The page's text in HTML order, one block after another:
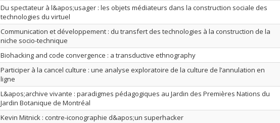
Du spectateur à l&apos;usager : les objets médiateurs dans la construction sociale des
technologies du virtuel
Communication et développement : du transfert des technologies à la construction de la
niche socio-technique
Biohacking and code convergence : a transductive ethnography
Participer à la cancel culture : une analyse exploratoire de la culture de l’annulation en
ligne
L&apos;archive vivante : paradigmes pédagogiques au Jardin des Premières Nations du
Jardin Botanique de Montréal
Kevin Mitnick : contre-iconographie d&apos;un superhacker